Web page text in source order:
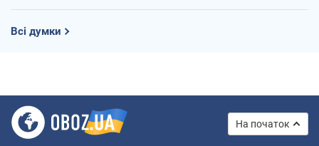
Всі думки
На початок